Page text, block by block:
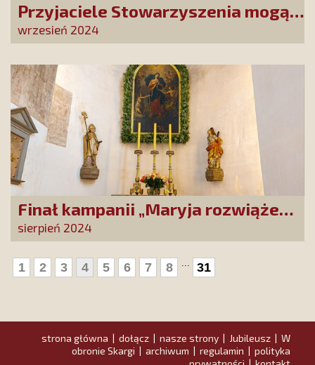
Przyjaciele Stowarzyszenia mogą
się zwrócić do Matki Bożej z
Guadalupe. To wielka duchowa
szansa dla tysięcy Polak
wrzesień 2024
Finał kampanii „Maryja rozwiąże
każdy Twój problem!”
sierpień 2024
1 2 3 4 5 6 7 8 ... 31
strona główna dołącz nasze strony Jubileusz
W
obronie Skargi
archiwum regulamin
polityka